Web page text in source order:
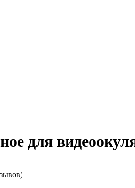
для
)